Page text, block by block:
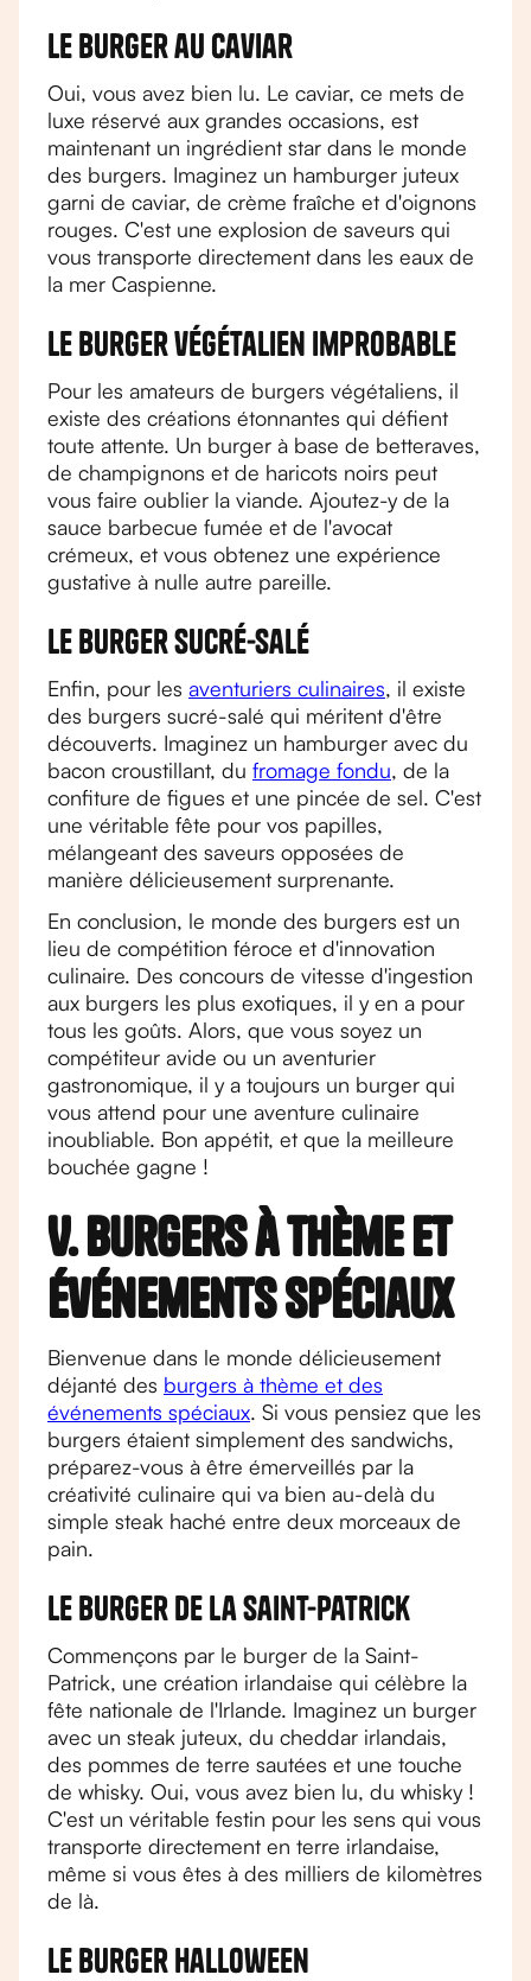
Le burger au caviar
Oui, vous avez bien lu. Le caviar, ce mets de
luxe réservé aux grandes occasions, est
maintenant un ingrédient star dans le monde
des burgers. Imaginez un hamburger juteux
garni de caviar, de crème fraîche et d'oignons
rouges. C'est une explosion de saveurs qui
vous transporte directement dans les eaux de
la mer Caspienne.
Le burger végétalien improbable
Pour les amateurs de burgers végétaliens, il
existe des créations étonnantes qui défient
toute attente. Un burger à base de betteraves,
de champignons et de haricots noirs peut
vous faire oublier la viande. Ajoutez-y de la
sauce barbecue fumée et de l'avocat
crémeux, et vous obtenez une expérience
gustative à nulle autre pareille.
Le burger sucré-salé
Enfin, pour les aventuriers culinaires, il existe
des burgers sucré-salé qui méritent d'être
découverts. Imaginez un hamburger avec du
bacon croustillant, du fromage fondu, de la
confiture de figues et une pincée de sel. C'est
une véritable fête pour vos papilles,
mélangeant des saveurs opposées de
manière délicieusement surprenante.
En conclusion, le monde des burgers est un
lieu de compétition féroce et d'innovation
culinaire. Des concours de vitesse d'ingestion
aux burgers les plus exotiques, il y en a pour
tous les goûts. Alors, que vous soyez un
compétiteur avide ou un aventurier
gastronomique, il y a toujours un burger qui
vous attend pour une aventure culinaire
inoubliable. Bon appétit, et que la meilleure
bouchée gagne !
V. Burgers à thème et
événements spéciaux
Bienvenue dans le monde délicieusement
déjanté des burgers à thème et des
événements spéciaux. Si vous pensiez que les
burgers étaient simplement des sandwichs,
préparez-vous à être émerveillés par la
créativité culinaire qui va bien au-delà du
simple steak haché entre deux morceaux de
pain.
Le burger de la Saint-Patrick
Commençons par le burger de la Saint-
Patrick, une création irlandaise qui célèbre la
fête nationale de l'Irlande. Imaginez un burger
avec un steak juteux, du cheddar irlandais,
des pommes de terre sautées et une touche
de whisky. Oui, vous avez bien lu, du whisky !
C'est un véritable festin pour les sens qui vous
transporte directement en terre irlandaise,
même si vous êtes à des milliers de kilomètres
de là.
Le burger Halloween